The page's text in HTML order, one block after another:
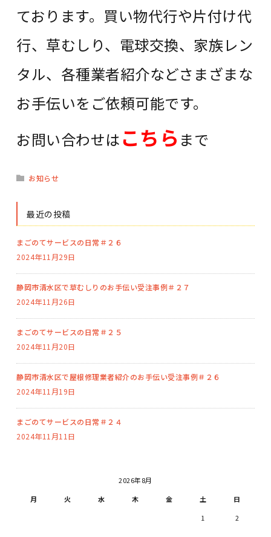
ております。買い物代行や片付け代
行、草むしり、電球交換、家族レン
タル、各種業者紹介などさまざまな
お手伝いをご依頼可能です。
お問い合わせはこちら まで
お知らせ
最近の投稿
まごのてサービスの日常＃２６
2024年11月29日
静岡市清水区で草むしりのお手伝い受注事例＃２７
2024年11月26日
まごのてサービスの日常＃２５
2024年11月20日
静岡市清水区で屋根修理業者紹介のお手伝い受注事例＃２６
2024年11月19日
まごのてサービスの日常＃２４
2024年11月11日
2026年8月
月
火 水 木 金 土
日
1
2